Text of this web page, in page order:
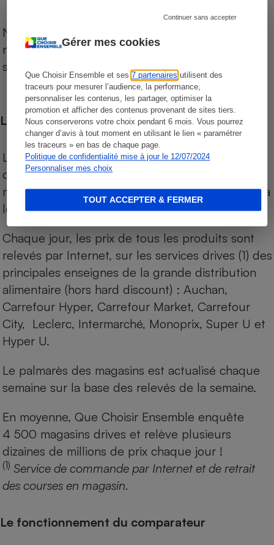
Gérer mes cookies
Que Choisir Ensemble et ses7 partenaires utilisent des
traceurs pour mesurer l’audience, la performance,
personnaliser les contenus, les partager, optimiser la
promotion et afficher des contenus provenant de sites tiers.
Nous conserverons votre choix pendant 6 mois. Vous pourrez
changer d’avis à tout moment en utilisant le lien « paramétrer
les traceurs » en bas de chaque page.
Politique de confidentialité mise à jour le 12/07/2024
Personnaliser mes choix
Continuer sans accepter
TOUT ACCEPTER & FERMER
Notre comparateur de supermarchés propose le
niveau de prix des supermarchés, géolocalisés
sur le territoire français.
Les comparaisons de prix
Les comparaisons sont réalisées sur l’ensemble
des produits des magasins. Les produits de
marques de distributeurs (MDD) sont comparés à
leurs équivalents chez leurs concurrents.
Chaque jour, les prix de tous les produits sont
relevés par Internet, sur les services drives (1) des
principales enseignes de la grande distribution
alimentaire (hors hard discount) : Auchan,
Carrefour Hyper, Carrefour Market, Carrefour
City, Leclerc, Intermarché, Monoprix, Super U et
Hyper U.
Le palmarès des magasins est actualisé chaque
semaine sur la base des relevés de la semaine.
En moyenne, Que Choisir Ensemble enquête
4 500 magasins drives et relève plusieurs
dizaines de millions de prix chaque jour !
(1) Service de commande par Internet et de retrait
des courses en magasin.
Le fonctionnement du comparateur